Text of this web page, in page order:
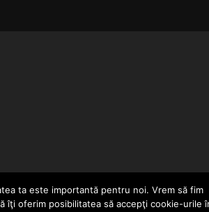
ta este importantă pentru noi. Vrem să fim
îţi oferim posibilitatea să accepţi cookie-urile